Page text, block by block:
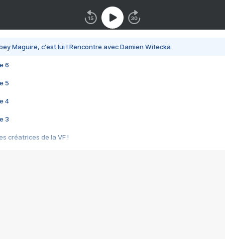
Maguire, c'est lui ! Rencontre avec Damien Witecka
6
5
4
3
créatrices de la VF !